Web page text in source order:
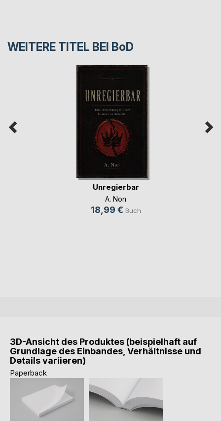
WEITERE TITEL BEI BoD
Unregierbar
A. Non
18,99 € Buch
3D-Ansicht des Produktes (beispielhaft auf
Grundlage des Einbandes, Verhältnisse und
Details variieren)
Paperback